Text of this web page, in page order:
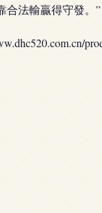
合法輸贏得守發。